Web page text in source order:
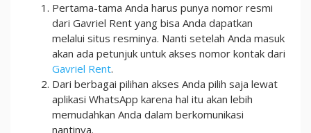
Pertama-tama Anda harus punya nomor resmi
dari Gavriel Rent yang bisa Anda dapatkan
melalui situs resminya. Nanti setelah Anda masuk
akan ada petunjuk untuk akses nomor kontak dari
Gavriel Rent.
Dari berbagai pilihan akses Anda pilih saja lewat
aplikasi WhatsApp karena hal itu akan lebih
memudahkan Anda dalam berkomunikasi
nantinya.